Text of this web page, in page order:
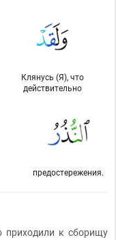
Клянусь (Я), что
действительно
предостережения.
приходили к сборищу